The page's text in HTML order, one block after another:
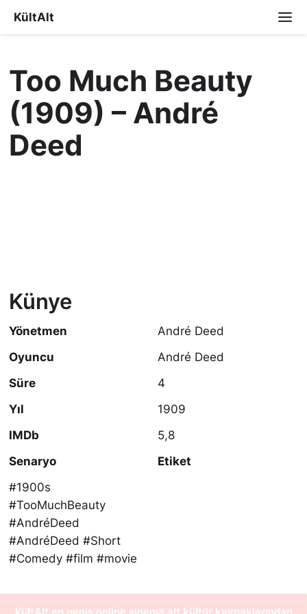
KültAlt
Too Much Beauty
(1909) – André
Deed
Künye
Yönetmen
André Deed
Oyuncu
André Deed
Süre
4
Yıl
1909
IMDb
5,8
Senaryo
Etiket
#1900s
#TooMuchBeauty
#AndréDeed
#AndréDeed #Short
#Comedy #film #movie